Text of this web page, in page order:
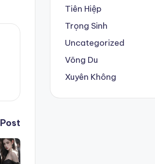
Tiên Hiệp
Trọng Sinh
Uncategorized
Võng Du
Xuyên Không